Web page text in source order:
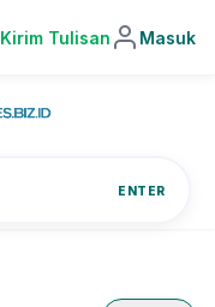
Kirim Tulisan Masuk
ENTER